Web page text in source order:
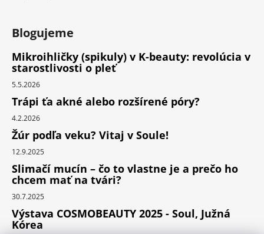
Blogujeme
Mikroihličky (spikuly) v K-beauty: revolúcia v
starostlivosti o pleť
5.5.2026
Trápi ťa akné alebo rozšírené póry?
4.2.2026
Žúr podľa veku? Vitaj v Soule!
12.9.2025
Slimačí mucín – čo to vlastne je a prečo ho
chcem mať na tvári?
30.7.2025
Výstava COSMOBEAUTY 2025 - Soul, Južná
Kórea